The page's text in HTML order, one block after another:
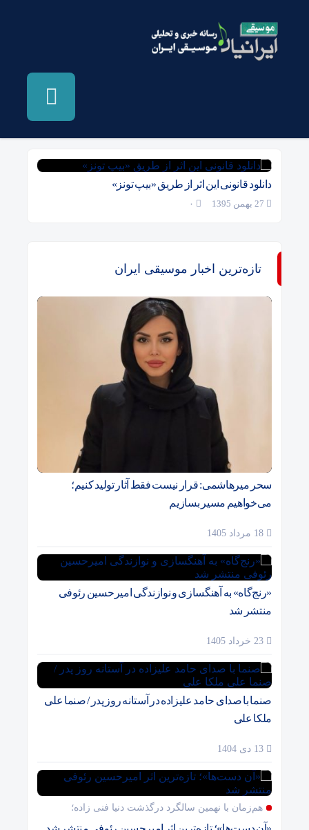
بایگانی‌ها خرید طلوعی دیگر - موسیقی ایرانیان
دانلود قانونی این اثر از طریق «بیپ تونز»
۰
تازه‌ترین اخبار موسیقی ایران
سحر میرهاشمی: قرار نیست فقط آثار تولید کنیم؛
می‌خواهیم مسیر بسازیم
«رنج‌گاه» به آهنگسازی و نوازندگی امیرحسین رئوفی
منتشر شد
صنما با صدای حامد علیزاده در آستانه روز پدر / صنما علی
ملکا علی
هم‌زمان با نهمین سالگرد درگذشت دنیا فنی زاده؛